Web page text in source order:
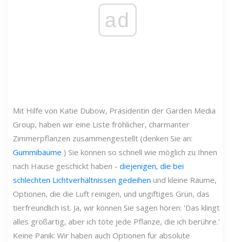
ad
Mit Hilfe von Katie Dubow, Präsidentin der Garden Media
Group, haben wir eine Liste fröhlicher, charmanter
Zimmerpflanzen zusammengestellt (denken Sie an:
Gummibäume ) Sie können so schnell wie möglich zu Ihnen
nach Hause geschickt haben - diejenigen, die bei
schlechten Lichtverhältnissen gedeihen und kleine Räume,
Optionen, die die Luft reinigen, und ungiftiges Grün, das
tierfreundlich ist. Ja, wir können Sie sagen hören: 'Das klingt
alles großartig, aber ich töte jede Pflanze, die ich berühre.'
Keine Panik: Wir haben auch Optionen für absolute